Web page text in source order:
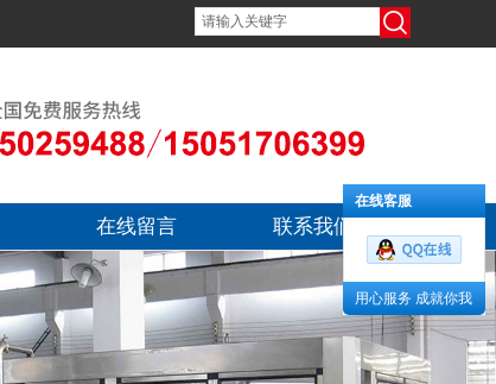
在线留言 联系我们
在线客服
用心服务 成就你我